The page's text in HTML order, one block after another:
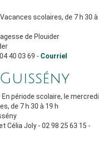
scolaires, de 7 h 30 à
de Plouider
40 03 69 - Courriel
période scolaire, le mercredi
de 7 h 30 à 19 h
Célia Joly - 02 98 25 63 15 -